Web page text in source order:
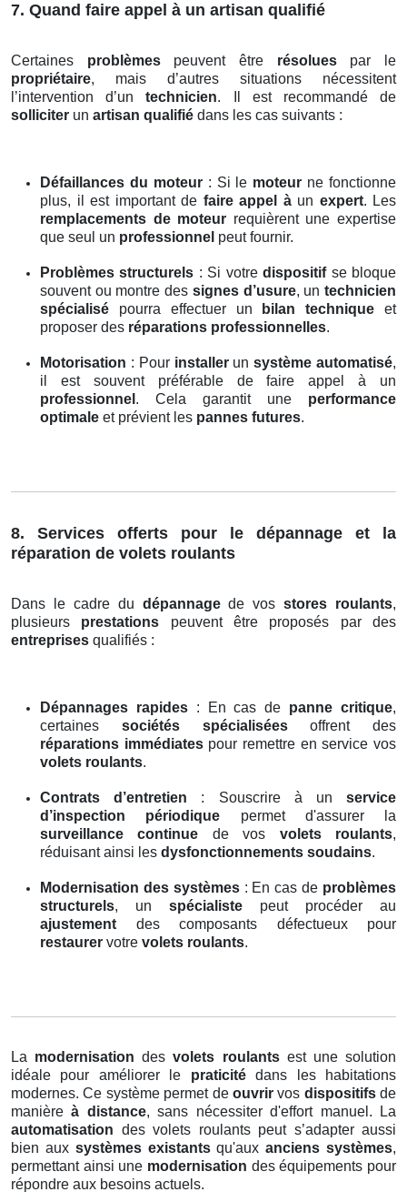
7. Quand faire appel à un artisan qualifié
Certaines problèmespeuvent être résoluespar le
propriétaire, mais d’autres situations nécessitent
l’intervention d’untechnicien. Il est recommandé de
solliciter un artisan qualifié dans les cas suivants :
Défaillances du moteur: Si le moteur ne fonctionne
plus, il est important de faire appel àun expert. Les
remplacements de moteur requièrent une expertise
que seul un professionnel peut fournir.
Problèmes structurels : Si votredispositifse bloque
souvent ou montre des signes d’usure, untechnicien
spécialisé pourra effectuer un bilan technique et
proposer des réparations professionnelles.
Motorisation : Pour installerunsystème automatisé,
il est souvent préférable de faire appel à un
professionnel . Cela garantit une performance
optimale et prévient les pannes futures.
8. Services offerts pour le dépannage et la
réparation de volets roulants
Dans le cadre du dépannagede vosstores roulants,
plusieurs prestations peuvent être proposés par des
entreprises qualifiés :
Dépannages rapides: En cas de panne critique,
certaines sociétés spécialiséesoffrent des
réparations immédiatespour remettre en service vos
volets roulants.
Contrats d’entretien : Souscrire à unservice
d’inspection périodique permet d'assurer la
surveillance continue de vos volets roulants,
réduisant ainsi les dysfonctionnements soudains.
Modernisation des systèmes: En cas de problèmes
structurels, un spécialiste peut procéder au
ajustement des composants défectueux pour
restaurer votre volets roulants.
La modernisation desvolets roulantsest une solution
idéale pour améliorer le praticitédans les habitations
modernes. Ce système permet de ouvrirvos dispositifsde
manièreà distance, sans nécessiter d'effort manuel. La
automatisation des volets roulants peut s’adapter aussi
bien aux systèmes existantsqu'auxanciens systèmes,
permettant ainsi une modernisation des équipements pour
répondre aux besoins actuels.